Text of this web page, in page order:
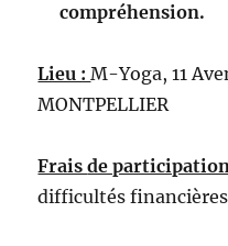
compréhension.
Lieu :M-Yoga, 11
MONTPELLIER
Fraisde
difficultés